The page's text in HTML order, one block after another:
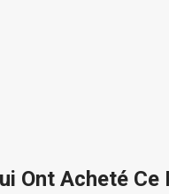
Ont Acheté